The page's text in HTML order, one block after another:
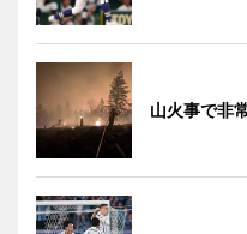
山火事で非